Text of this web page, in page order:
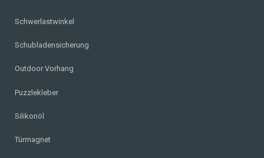
Schwerlastwinkel
Schubladensicherung
Outdoor Vorhang
Puzzlekleber
Silikonöl
Türmagnet